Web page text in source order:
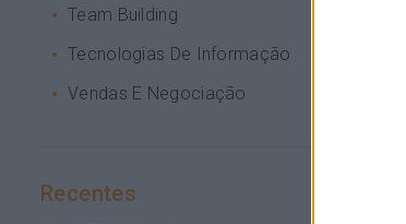
Team Building
Tecnologias De Informação
Vendas E Negociação
Recentes